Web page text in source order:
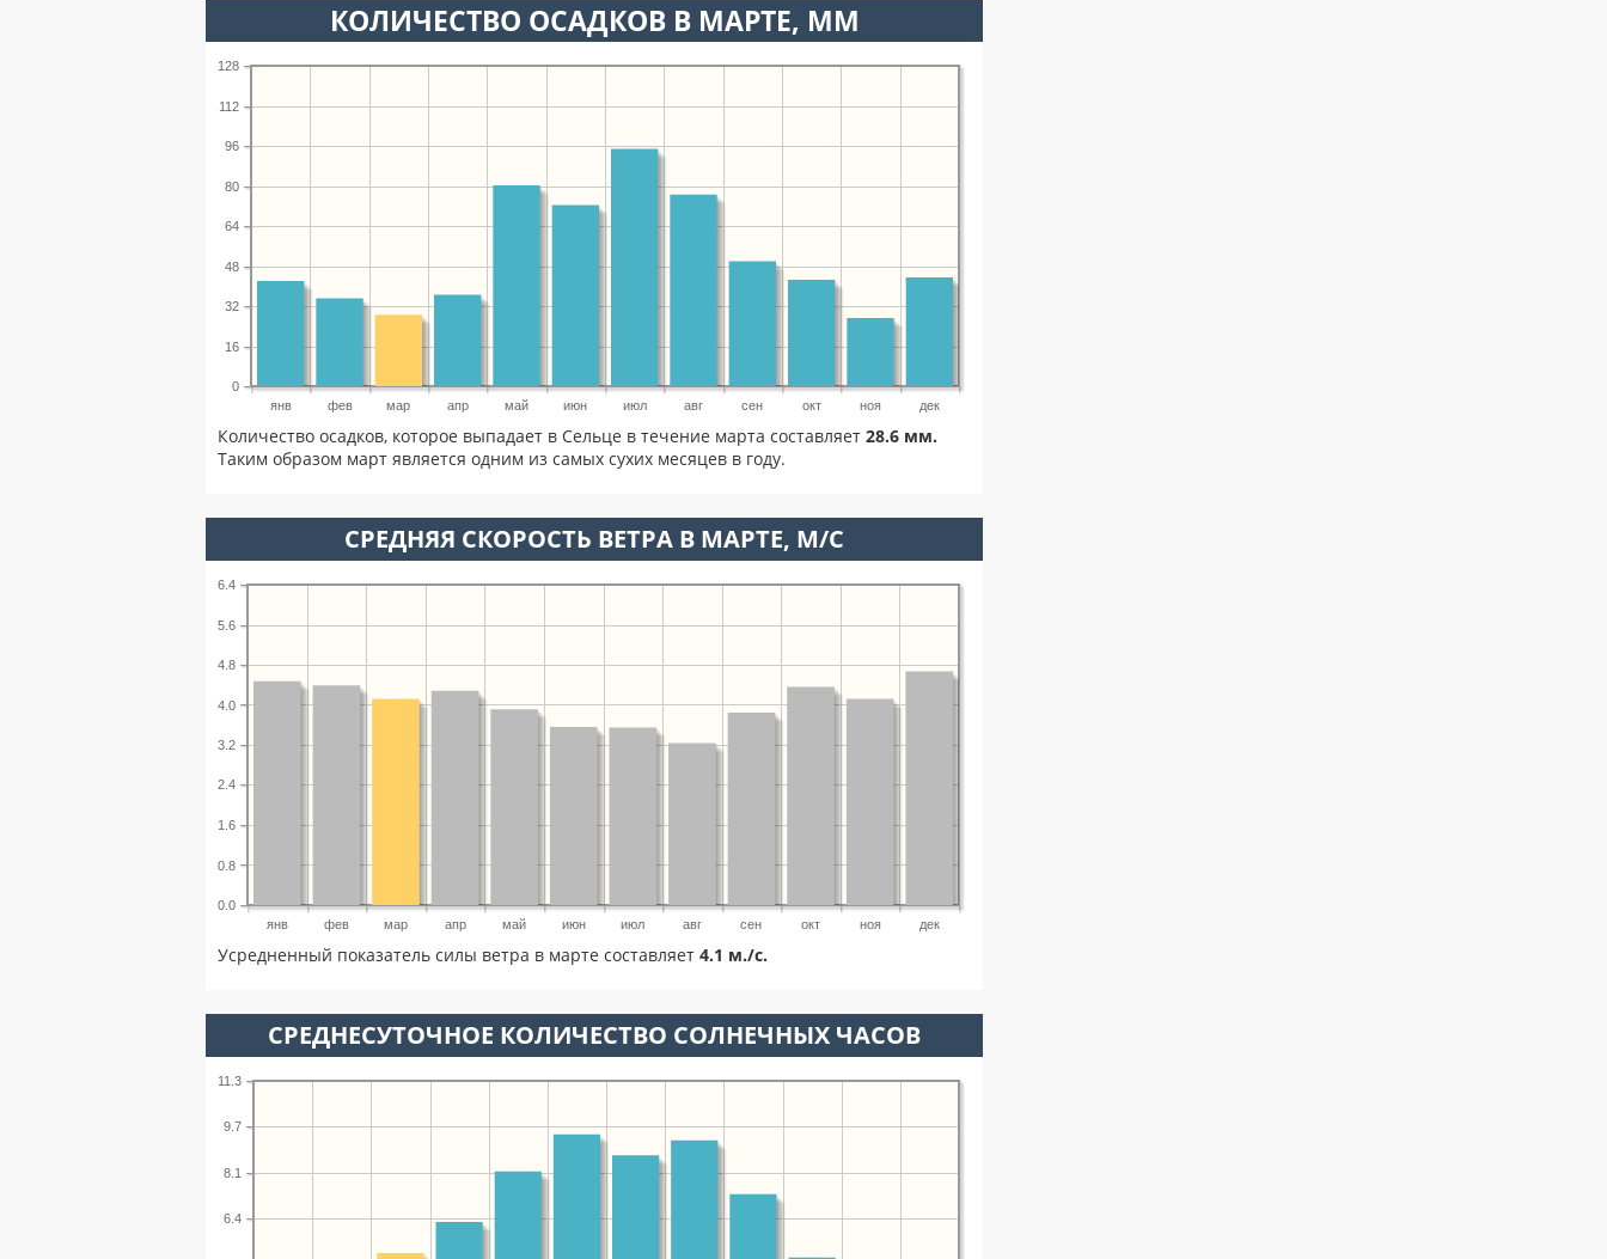
КОЛИЧЕСТВО ОСАДКОВ В МАРТЕ, ММ
янв фев мар апр май июн июл авг сен окт ноя дек
0
16
32
48
64
80
96
112
128
Количество осадков, которое выпадает в Сельце в течение марта составляет 28.6 мм.
Таким образом март является одним из самых сухих месяцев в году.
СРЕДНЯЯ СКОРОСТЬ ВЕТРА В МАРТЕ, М/С
янв фев мар апр май июн июл авг сен окт ноя дек
0.0
0.8
1.6
2.4
3.2
4.0
4.8
5.6
6.4
Усредненный показатель силы ветра в марте составляет 4.1 м./с.
СРЕДНЕСУТОЧНОЕ КОЛИЧЕСТВО СОЛНЕЧНЫХ ЧАСОВ
6.4
8.1
9.7
11.3